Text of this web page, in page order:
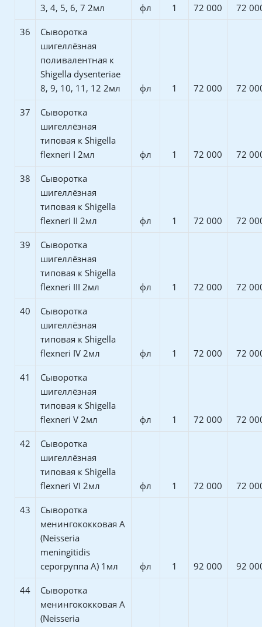
3, 4, 5, 6, 7 2мл
фл 1 72 000 72
36
Сыворотка
шигеллёзная
поливалентная к
Shigella dysenteriae
8, 9, 10, 11, 12 2мл
фл 1 72 000 72
37
Сыворотка
шигеллёзная
типовая к Shigella
flexneri I 2мл
фл 1 72 000 72
38
Сыворотка
шигеллёзная
типовая к Shigella
flexneri II 2мл
фл 1 72 000 72
39
Сыворотка
шигеллёзная
типовая к Shigella
flexneri III 2мл
фл 1 72 000 72
40
Сыворотка
шигеллёзная
типовая к Shigella
flexneri IV 2мл
фл 1 72 000 72
41
Сыворотка
шигеллёзная
типовая к Shigella
flexneri V 2мл
фл 1 72 000 72
42
Сыворотка
шигеллёзная
типовая к Shigella
flexneri VI 2мл
фл 1 72 000 72
43
Сыворотка
менингококковая А
(Neisseria
meningitidis
серогруппа А) 1мл
фл 1 92 000 92
44
Сыворотка
менингококковая А
(Neisseria